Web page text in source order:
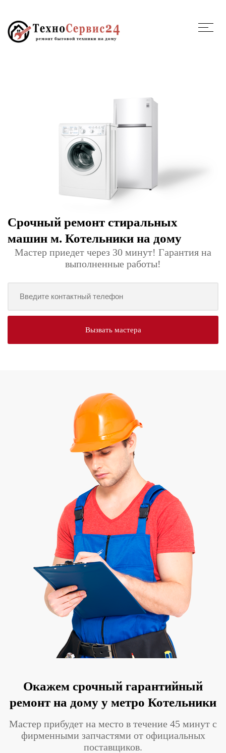
Срочный ремонт стиральных
машин м. Котельники на дому
Мастер приедет через 30 минут! Гарантия на
Окажем срочный гарантийный
ремонт на дому у метро Котельники
Мастер прибудет на место в течение 45 минут с
фирменными запчастями от официальных
поставщиков.